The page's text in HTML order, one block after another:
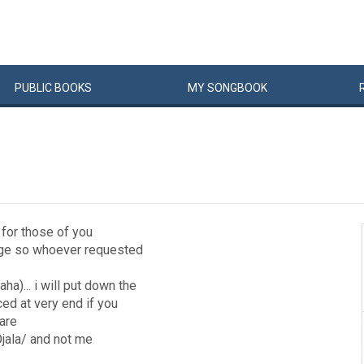
PUBLIC BOOKS MYSONGBOOK
those of you
so whoever requested
i will put down the
at very end if you
and not me